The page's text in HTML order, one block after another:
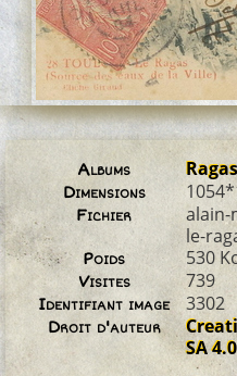
Albums Ragas
Dimensions
Fichier
alain-
le-
Poids 530
Visites 739
Identifiant image 3302
Droit d'auteur
SA 4.0